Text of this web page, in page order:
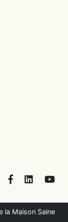
FacebookLinkedIn
la Maison Saine